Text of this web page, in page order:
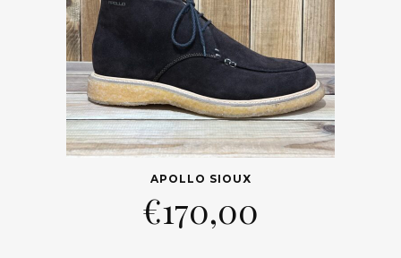
APOLLO SIOUX
€170,00